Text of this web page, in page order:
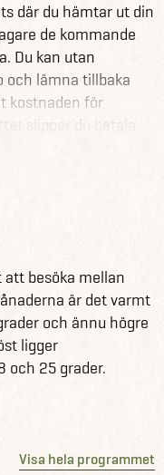
där du hämtar ut din
de kommande
Du kan utan
och lämna tillbaka
kostnaden för
slipper du betala
och vidsträckta
bergstoppar
egen instruktör får
i en floddal i
de Sant Maurici,
på lite nya
resan i en av
besöka mellan
är det varmt
och ännu högre
ligger
och 25 grader.
Visa hela programmet